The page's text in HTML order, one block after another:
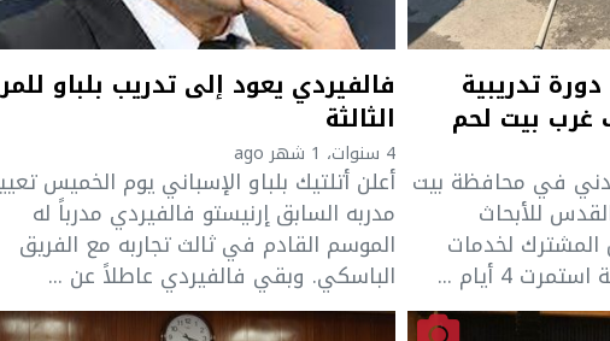
تدريبية
بيت لحم
في محافظة بيت
للأبحاث
المشترك لخدمات
4 أيام ...
فالفيردي يعود إلى تدريب بلباو
الثالثة
4 سنوات، 1 شهر ago
أعلن أتلتيك بلباو الإسباني يوم الخميس
مدربه السابق إرنيستو فالفيردي مدرباً له
الموسم القادم في ثالث تجاربه مع الفريق
الباسكي. وبقي فالفيردي عاطلاً عن ...